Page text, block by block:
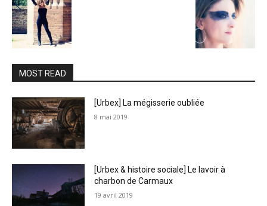
MOST READ
[Urbex] La mégisserie oubliée
8 mai 2019
[Urbex & histoire sociale] Le lavoir à
charbon de Carmaux
19 avril 2019